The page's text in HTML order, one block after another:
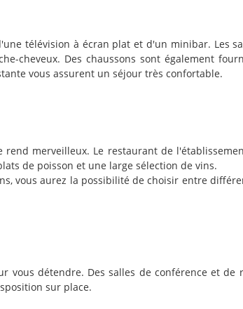
télévision à écran plat et d'un minibar. Les
cheveux. Des chaussons sont également
vous assurent un séjour très confortable.
merveilleux. Le restaurant de
de poisson et une large sélection de vins.
vous aurez la possibilité de choisir entre
vous détendre. Des salles de conférence et de
sur place.